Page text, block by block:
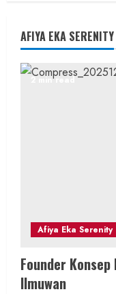
AFIYA EKA SERENITY
2 min read
Afiya Eka Serenity
Founder
Ilmuwan